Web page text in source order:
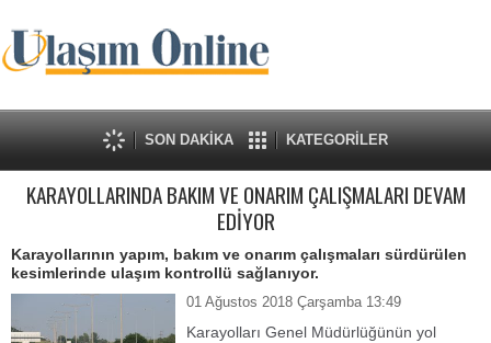
SON DAKİKA KATEGORİLER
KARAYOLLARINDA BAKIM VE ONARIM ÇALIŞMALARI DEVAM
EDİYOR
Karayollarının yapım, bakım ve onarım çalışmaları sürdürülen
kesimlerinde ulaşım kontrollü sağlanıyor.
01 Ağustos 2018 Çarşamba 13:49
Karayolları Genel Müdürlüğünün yol